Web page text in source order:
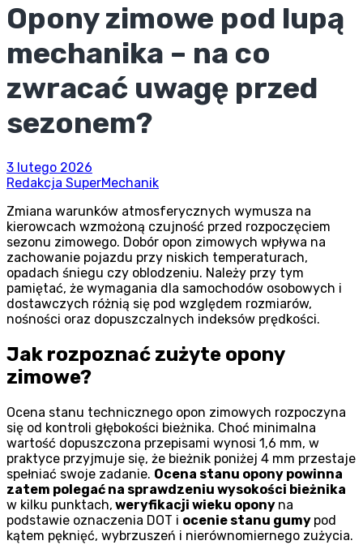
Opony zimowe pod lupą
mechanika – na co
zwracać uwagę przed
sezonem?
3 lutego 2026
Redakcja SuperMechanik
Zmiana warunków atmosferycznych wymusza na
kierowcach wzmożoną czujność przed rozpoczęciem
sezonu zimowego. Dobór opon zimowych wpływa na
zachowanie pojazdu przy niskich temperaturach,
opadach śniegu czy oblodzeniu. Należy przy tym
pamiętać, że wymagania dla samochodów osobowych i
dostawczych różnią się pod względem rozmiarów,
nośności oraz dopuszczalnych indeksów prędkości.
Jak rozpoznać zużyte opony
zimowe?
Ocena stanu technicznego opon zimowych rozpoczyna
się od kontroli głębokości bieżnika. Choć minimalna
wartość dopuszczona przepisami wynosi 1,6 mm, w
praktyce przyjmuje się, że bieżnik poniżej 4 mm przestaje
spełniać swoje zadanie. Ocena stanu opony powinna
zatem polegać na sprawdzeniu wysokości bieżnika
w kilku punktach, weryfikacji wieku opony na
podstawie oznaczenia DOT i ocenie stanu gumy pod
kątem pęknięć, wybrzuszeń i nierównomiernego zużycia.